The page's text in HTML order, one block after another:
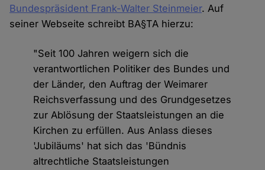
Bundespräsident Frank-Walter Steinmeier. Auf
seiner Webseite schreibt BA§TA hierzu:
"Seit 100 Jahren weigern sich die
verantwortlichen Politiker des Bundes und
der Länder, den Auftrag der Weimarer
Reichsverfassung und des Grundgesetzes
zur Ablösung der Staatsleistungen an die
Kirchen zu erfüllen. Aus Anlass dieses
'Jubiläums' hat sich das 'Bündnis
altrechtliche Staatsleistungen